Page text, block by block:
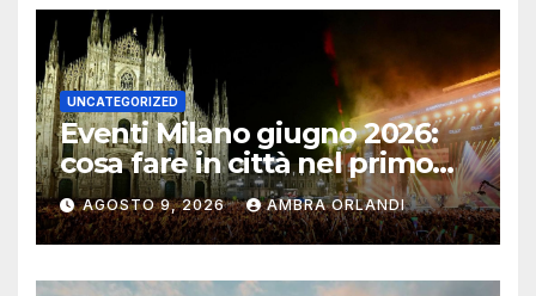
UNCATEGORIZED
Eventi Milano giugno 2026:
cosa fare in città nel primo
mese d’estate
AGOSTO 9, 2026 AMBRA ORLANDI